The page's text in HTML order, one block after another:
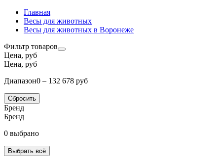
Главная
Весы для животных
Весы для животных в Воронеже
Фильтр товаров
Цена, руб
Цена, руб
Диапазон0 – 132 678 руб
Сбросить
Бренд
Бренд
0 выбрано
Выбрать всё